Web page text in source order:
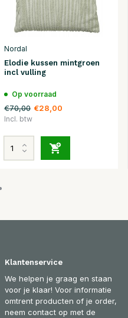
Nordal
Elodie kussen mintgroen
incl vulling
Op voorraad
€70,00 €28,00
Incl. btw
Klantenservice
We helpen je graag en staan
voor je klaar! Voor informatie
omtrent producten of je order,
neem contact op met de